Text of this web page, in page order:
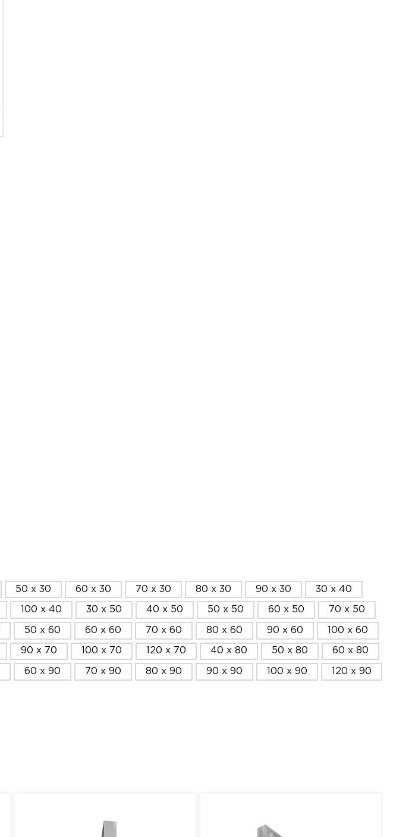
50 x 30 60 x 30 70 x 30 80 x 30 90 x 30 30 x 40
100 x 40 30 x 50 40 x 50 50 x 50 60 x 50 70 x 50
50 x 60 60 x 60 70 x 60 80 x 60 90 x 60 100 x 60
90 x 70 100 x 70 120 x 70 40 x 80 50 x 80 60 x 80
60 x 90 70 x 90 80 x 90 90 x 90 100 x 90 120 x 90